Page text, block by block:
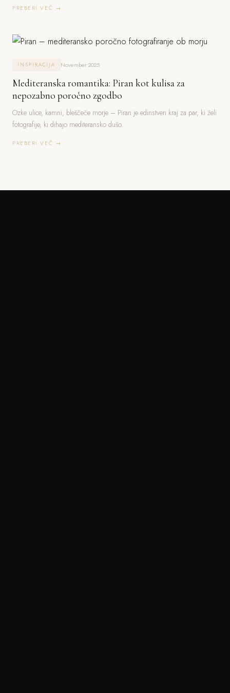
PREBERI VEČ →
INSPIRACIJA November 2025
Mediteranska romantika: Piran kot kulisa za
nepozabno poročno zgodbo
Ozke ulice, kamni, bleščeče morje – Piran je edinstven kraj za par, ki želi
fotografije, ki dihajo mediteransko dušo.
PREBERI VEČ →